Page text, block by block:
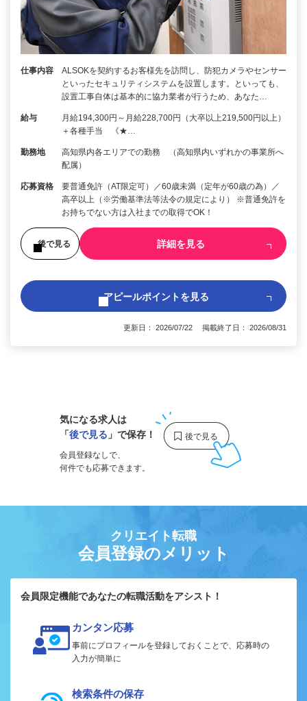
仕事内容
ALSOKを契約するお客様先を訪問し、防犯カメラやセンサー
といったセキュリティシステムを設置します。といっても、
設置工事自体は基本的に協力業者が行うため、あなた…
給与
月給194,300円～月給228,700円（大卒以上219,500円以上）
＋各種手当 《★…
勤務地
高知県内各エリアでの勤務 （高知県内いずれかの事業所へ
配属）
応募資格
要普通免許（AT限定可）／60歳未満（定年が60歳の為）／
高卒以上（※労働基準法等法令の規定により） ※普通免許を
お持ちでない方は入社までの取得でOK！
後で見る 詳細を見る
アピールポイントを見る
更新日： 2026/07/22 掲載終了日： 2026/08/31
気になる求人は
「後で見る 」で保存！
会員登録なしで、
何件でも応募できます。
クリエイト転職
会員登録のメリット
会員限定機能であなたの転職活動をアシスト！
カンタン応募
事前にプロフィールを登録しておくことで、応募時の
入力が簡単に
検索条件の保存